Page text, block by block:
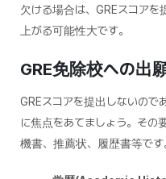
欠ける場合は、GREスコアを
上がる可能性大です。
GRE免除校への出
GREスコアを提出しないので
に焦点をあてましょう。そ
機書、推薦状、履歴書等です